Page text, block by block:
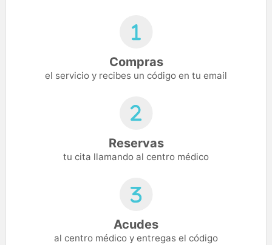
Compras
el servicio y recibes un código en tu email
Reservas
tu cita llamando al centro médico
Acudes
al centro médico y entregas el código